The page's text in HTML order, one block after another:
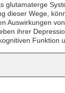
dieser Wege,
Auswirkungen
ihrer
Funktion